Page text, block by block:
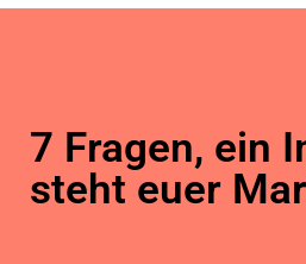
7 Fragen, ein
steht euer